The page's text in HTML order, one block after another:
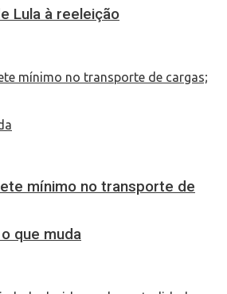
Lula à reeleição
mínimo no transporte de
que muda